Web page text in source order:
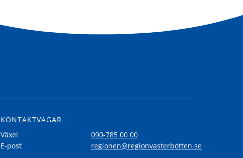
KONTAKTVÄGAR
Växel
090-785 00 00
E-post
regionen@regionvasterbotten.se